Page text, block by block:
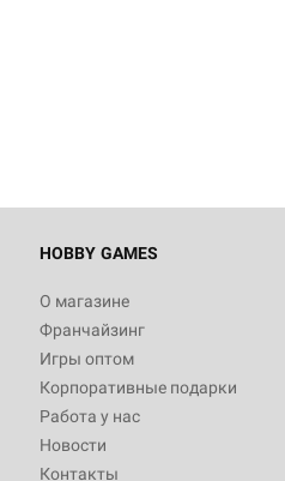
HOBBY GAMES
О магазине
Франчайзинг
Игры оптом
Корпоративные подарки
Работа у нас
Новости
Контакты